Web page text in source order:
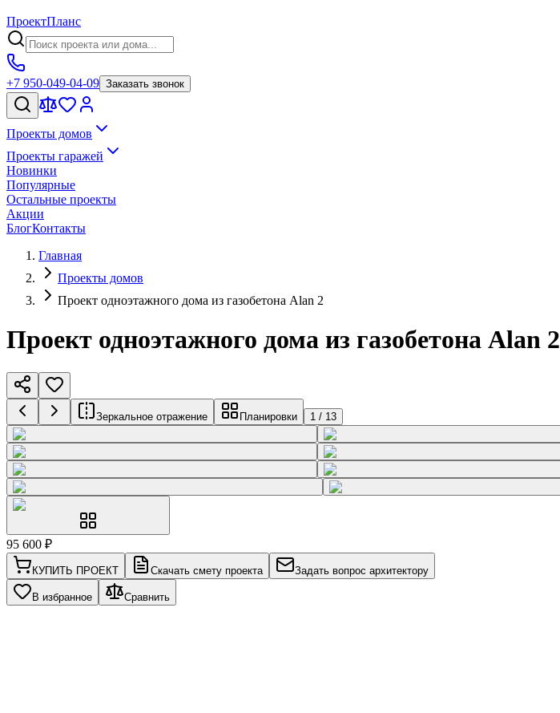
ПроектПланс
+7 950-049-04-09 Заказать звонок
Проекты домов
Проекты гаражей
Новинки
Популярные
Остальные проекты
Акции
БлогКонтакты
Главная
Проекты домов
Проект одноэтажного дома из газобетона Alan 2
Проект одноэтажного дома из газобетона Alan 2
Зеркальное отражение Планировки 1 / 13
95 600 ₽
КУПИТЬ ПРОЕКТ Скачать смету проекта Задать вопрос архитектору
В избранное Сравнить